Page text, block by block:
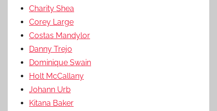
Charity Shea
Corey Large
Costas Mandylor
Danny Trejo
Dominique Swain
Holt McCallany
Johann Urb
Kitana Baker